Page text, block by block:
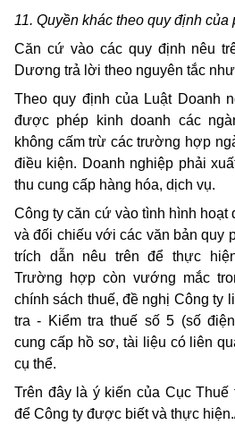
11. Quyền khác theo quy định của
Căn cứ vào các quy định nêu
Dương trả lời theo nguyên tắc
Theo quy định của Luật Doanh
được phép kinh doanh các
không cấm trừ các trường hợp
điều kiện. Doanh nghiệp phải
thu cung cấp hàng hóa, dịch vụ.
Công ty căn cứ vào tình hình hoạt
và đối chiếu với các văn bản quy
trích dẫn nêu trên để thực
Trường hợp còn vướng mắc
chính sách thuế, đề nghị Công ty
tra - Kiểm tra thuế số 5 (số
cung cấp hồ sơ, tài liệu có liên
cụ thể.
Trên đây là ý kiến của Cục
để Công ty được biết và thực